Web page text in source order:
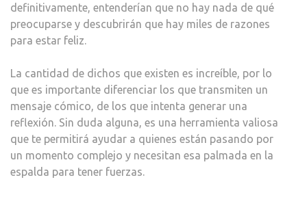
definitivamente, entenderían que no hay nada de qué
preocuparse y descubrirán que hay miles de razones
para estar feliz.
La cantidad de dichos que existen es increíble, por lo
que es importante diferenciar los que transmiten un
mensaje cómico, de los que intenta generar una
reflexión. Sin duda alguna, es una herramienta valiosa
que te permitirá ayudar a quienes están pasando por
un momento complejo y necesitan esa palmada en la
espalda para tener fuerzas.